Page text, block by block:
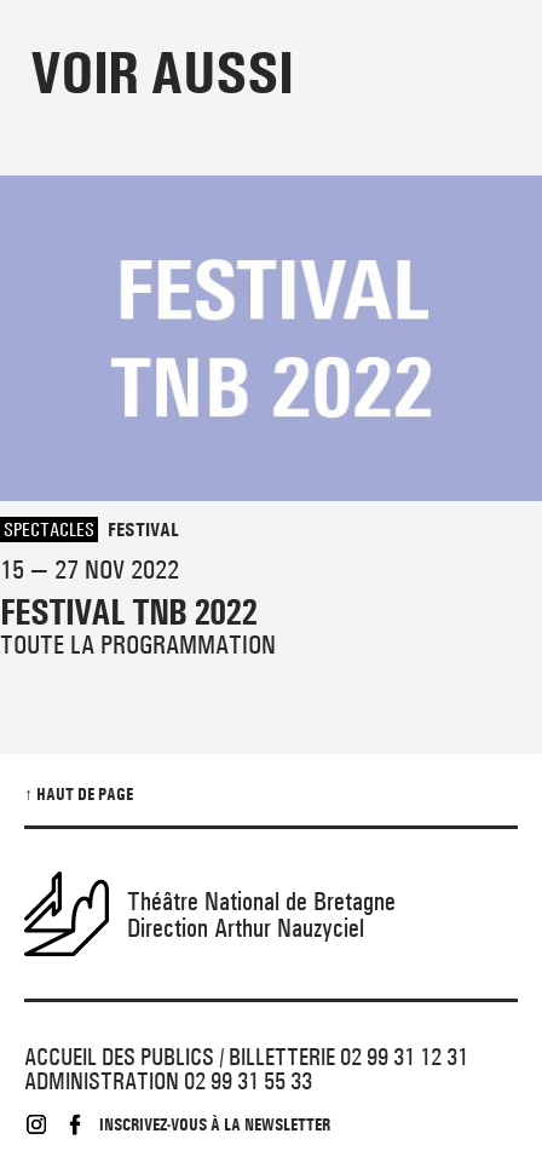
VOIR AUSSI
SPECTACLES FESTIVAL
15 — 27 NOV 2022
FESTIVAL TNB 2022
TOUTE LA PROGRAMMATION
↑ HAUT DE PAGE
Théâtre National de Bretagne
Direction Arthur Nauzyciel
ACCUEIL DES PUBLICS / BILLETTERIE 02 99 31 12 31
ADMINISTRATION 02 99 31 55 33
INSCRIVEZ-VOUS À LA NEWSLETTER